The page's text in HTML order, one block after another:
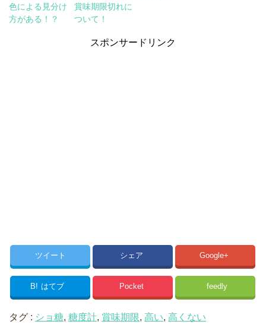
色による見分け
方がある！？
賞味期限切れに
ついて！
スポンサードリンク
ツイート シェア Google+
B! はてブ Pocket feedly
タグ : ショ糖, 糖度計, 賞味期限, 高い, 高くない